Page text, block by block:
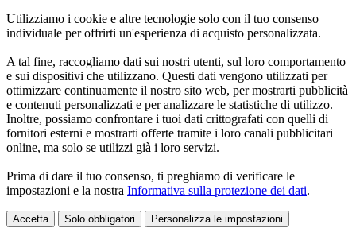
Utilizziamo i cookie e altre tecnologie solo con il tuo consenso
individuale per offrirti un'esperienza di acquisto personalizzata.
A tal fine, raccogliamo dati sui nostri utenti, sul loro comportamento
e sui dispositivi che utilizzano. Questi dati vengono utilizzati per
ottimizzare continuamente il nostro sito web, per mostrarti pubblicità
e contenuti personalizzati e per analizzare le statistiche di utilizzo.
Inoltre, possiamo confrontare i tuoi dati crittografati con quelli di
fornitori esterni e mostrarti offerte tramite i loro canali pubblicitari
online, ma solo se utilizzi già i loro servizi.
Prima di dare il tuo consenso, ti preghiamo di verificare le
impostazioni e la nostra Informativa sulla protezione dei dati.
Accetta Solo obbligatori Personalizza le impostazioni